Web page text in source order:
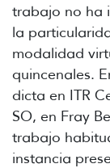
trabajo no ha
la
modalidad
quincenales.
dicta en ITR
SO, en Fray
trabajo
instancia